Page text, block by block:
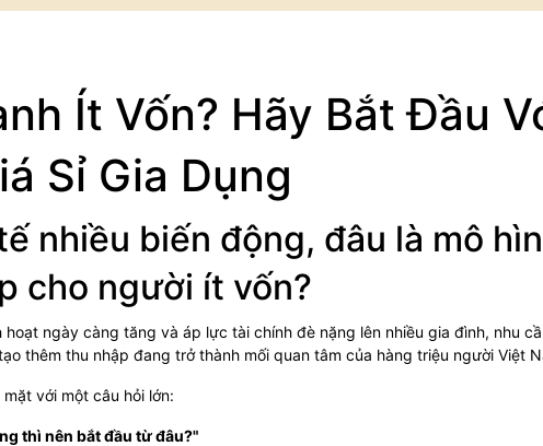
Ít Vốn? Hãy Bắt Đầu
Sỉ Gia Dụng
nhiều biến động, đâu là mô
cho người ít vốn?
ngày càng tăng và áp lực tài chính đè nặng lên nhiều gia đình, nhu
thêm thu nhập đang trở thành mối quan tâm của hàng triệu người Việt
với một câu hỏi lớn:
thì nên bắt đầu từ đâu?"